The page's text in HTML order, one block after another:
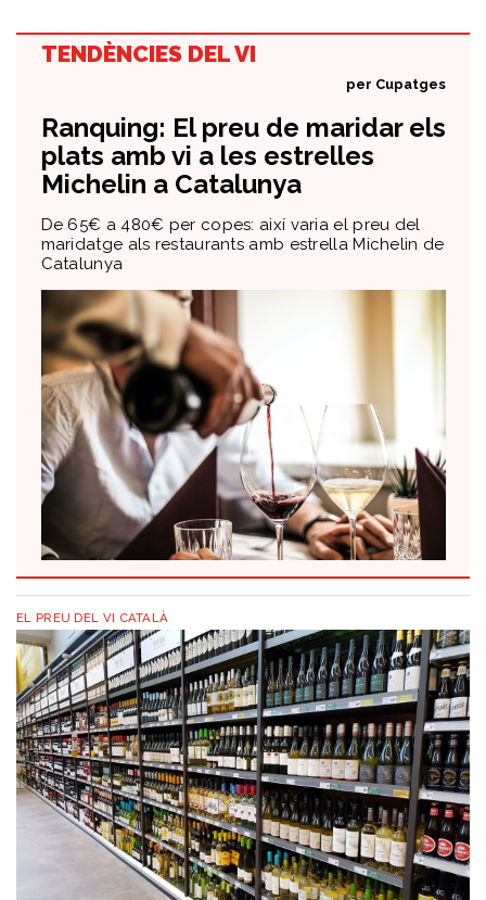
TENDÈNCIES DEL VI
per Cupatges
Ranquing: El preu de maridar els
plats amb vi a les estrelles
Michelin a Catalunya
De 65€ a 480€ per copes: així varia el preu del
maridatge als restaurants amb estrella Michelin de
Catalunya
EL PREU DEL VI CATALÀ